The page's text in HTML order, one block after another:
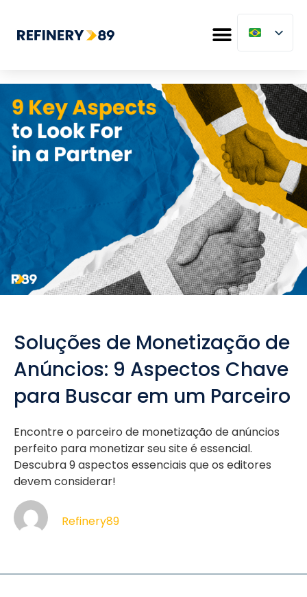
Soluções de Monetização de
Anúncios: 9 Aspectos Chave
para Buscar em um Parceiro
Encontre o parceiro de monetização de anúncios
perfeito para monetizar seu site é essencial.
Descubra 9 aspectos essenciais que os editores
devem considerar!
Refinery89